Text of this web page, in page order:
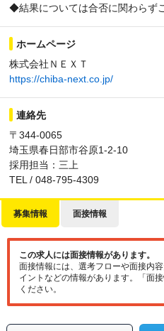
◆結果については合否に関わらず
ホームページ
株式会社ＮＥＸＴ
https://chiba-next.co.jp/
連絡先
〒344-0065
埼玉県春日部市谷原1-2-10
採用担当：三上
TEL / 048-795-4309
募集情報 面接情報
この求人には面接情報があります。
面接情報には、選考フローや面接内
イントなどの情報があります。「面
ください。